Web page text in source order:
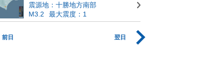
震源地：十勝地方南部
M3.2
最大震度：1
前日 翌日